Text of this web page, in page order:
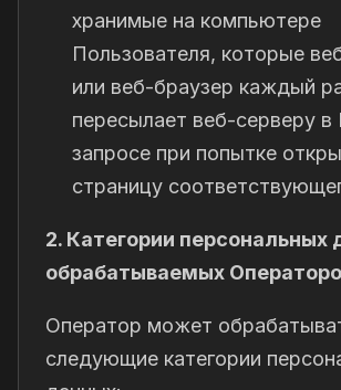
хранимые на компьютере
Пользователя, которые
или веб-браузер каждый
пересылает веб-серверу в
запросе при попытке
страницу
2. Категории персональных
обрабатываемых
Оператор может
следующие категории